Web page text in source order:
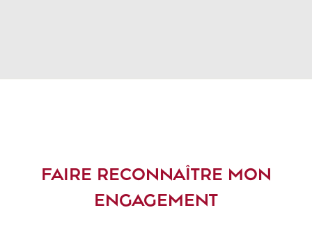
FAIRE RECONNAÎTRE MON
ENGAGEMENT